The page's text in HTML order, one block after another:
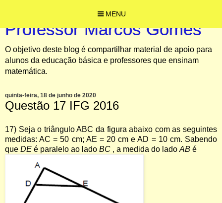
MENU
Professor Marcos Gomes
O objetivo deste blog é compartilhar material de apoio para
alunos da educação básica e professores que ensinam
matemática.
quinta-feira, 18 de junho de 2020
Questão 17 IFG 2016
17) Seja o triângulo ABC da figura abaixo com as seguintes
medidas: AC = 50 cm; AE = 20 cm e AD = 10 cm. Sabendo
que DE é paralelo ao lado BC , a medida do lado AB é